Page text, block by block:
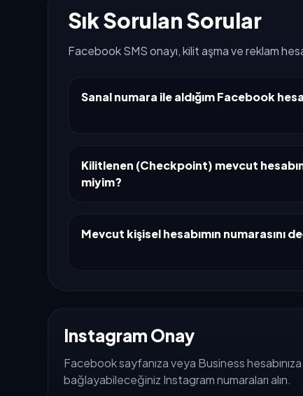
Sık Sorulan Sorular
Facebook SMS onayı, kilit aşma ve reklam
Sanal numara ile aldığım Facebook
Kilitlenen (Checkpoint) mevcut
miyim?
Mevcut kişisel hesabımın numarasını
Instagram Onay
Facebook sayfanıza veya Business hesabınıza
bağlayabileceğiniz Instagram numaraları alın.